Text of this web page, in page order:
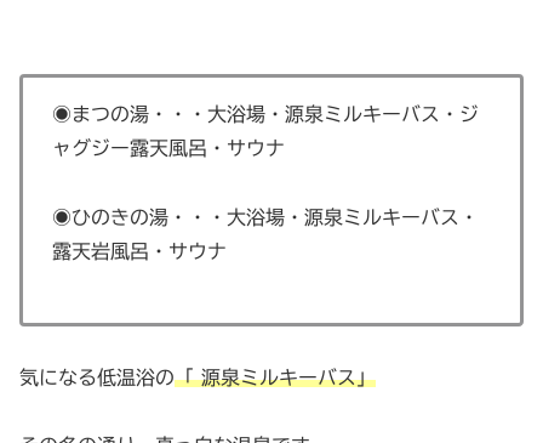
◉まつの湯・・・大浴場・源泉ミルキーバス・ジ
ャグジー露天風呂・サウナ
◉ひのきの湯・・・大浴場・源泉ミルキーバス・
露天岩風呂・サウナ
気になる低温浴の「 源泉ミルキーバス」